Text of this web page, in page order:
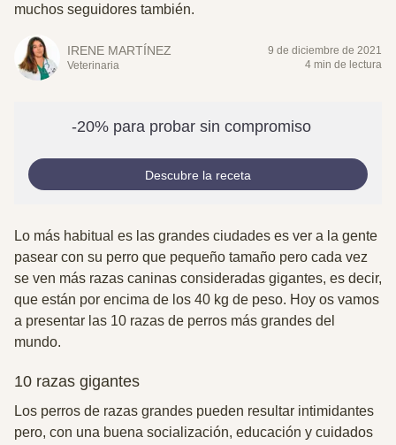
muchos seguidores también.
IRENE MARTÍNEZ
Veterinaria
9 de diciembre de 2021
4 min de lectura
-20% para probar sin compromiso
Descubre la receta
Lo más habitual es las grandes ciudades es ver a la gente
pasear con su perro que pequeño tamaño pero cada vez
se ven más razas caninas consideradas gigantes, es decir,
que están por encima de los 40 kg de peso. Hoy os vamos
a presentar las 10 razas de perros más grandes del
mundo.
10 razas gigantes
Los perros de razas grandes pueden resultar intimidantes
pero, con una buena socialización, educación y cuidados